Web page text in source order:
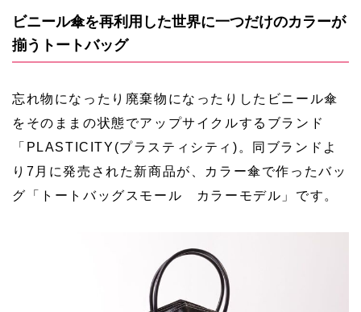
ビニール傘を再利用した世界に一つだけのカラーが
揃うトートバッグ
忘れ物になったり廃棄物になったりしたビニール傘
をそのままの状態でアップサイクルするブランド
「PLASTICITY(プラスティシティ)。同ブランドよ
り7月に発売された新商品が、カラー傘で作ったバッ
グ「トートバッグスモール カラーモデル」です。